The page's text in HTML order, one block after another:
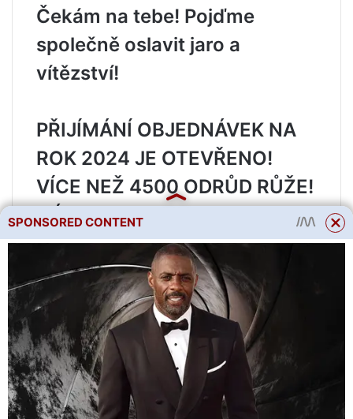
Čekám na tebe! Pojďme
společně oslavit jaro a
vítězství!
PŘIJÍMÁNÍ OBJEDNÁVEK NA
ROK 2024 JE OTEVŘENO!
VÍCE NEŽ 4500 ODRŮD RŮŽE!
NÁSLEDOVAT
ŠKOLSKÉM SORTIMENTU V
SEKCI ŠKOLSKÉ NOVINKY
2024!!
CHS OTEVŘENA PRO
NÁVŠTĚVU!
ŠKOLKA RUSROZA VÁS ZVE
DO PRÁCE!
SPONSORED CONTENT